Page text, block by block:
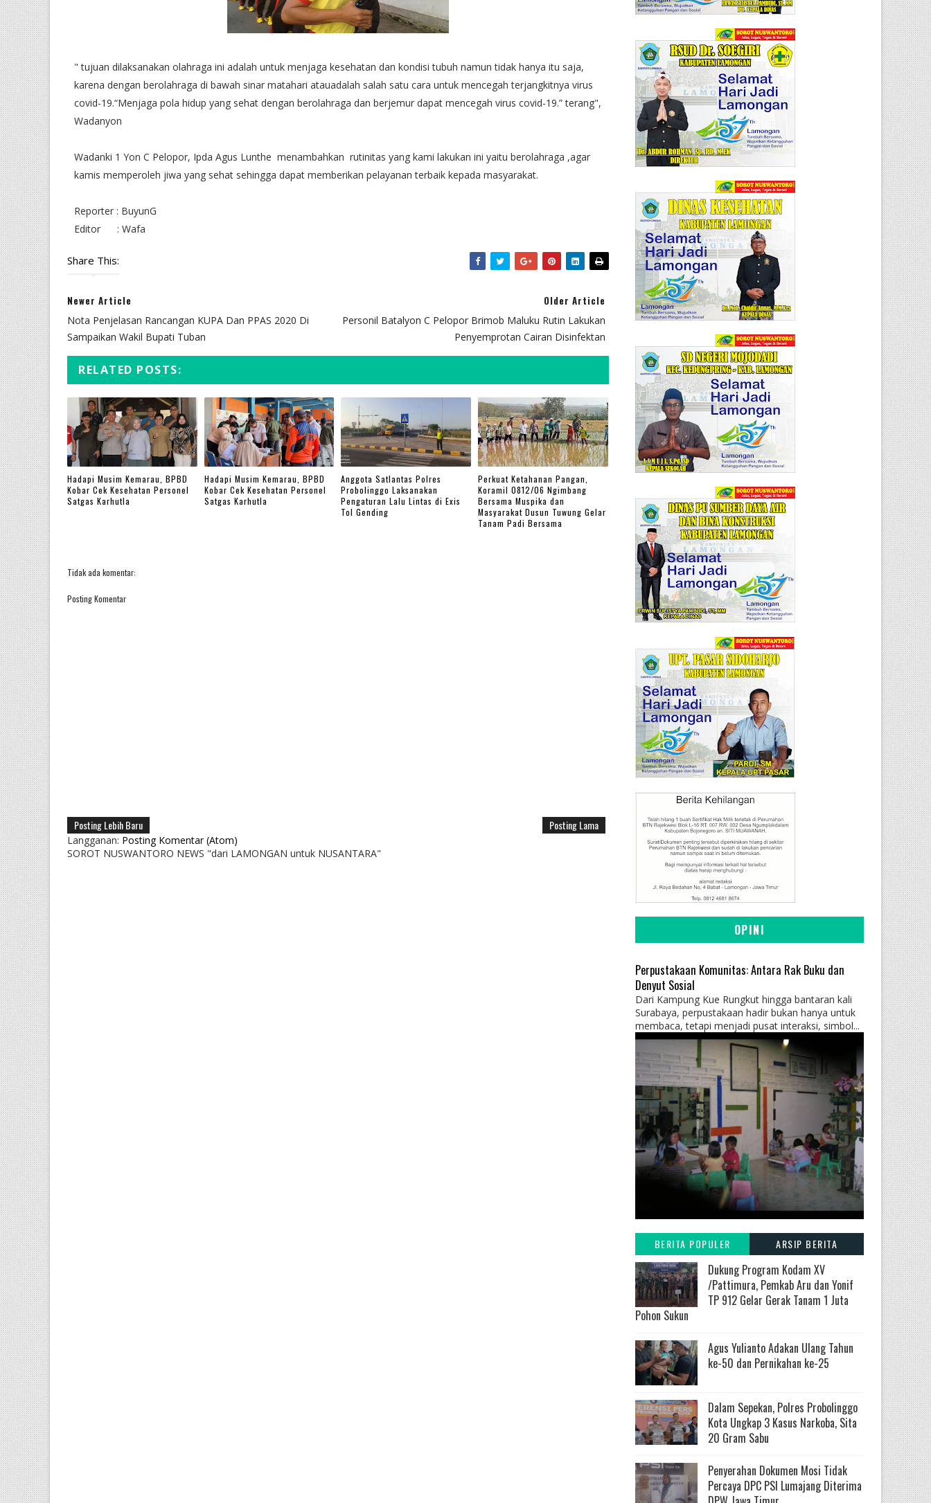
" tujuan dilaksanakan olahraga ini adalah untuk menjaga kesehatan dan kondisi tubuh namun tidak hanya itu saja,
karena dengan berolahraga di bawah sinar matahari atauadalah salah satu cara untuk mencegah terjangkitnya virus
covid-19.“Menjaga pola hidup yang sehat dengan berolahraga dan berjemur dapat mencegah virus covid-19.” terang",
Wadanyon
Wadanki 1 Yon C Pelopor, Ipda Agus Lunthe menambahkan rutinitas yang kami lakukan ini yaitu berolahraga ,agar
kamis memperoleh jiwa yang sehat sehingga dapat memberikan pelayanan terbaik kepada masyarakat.
Reporter : BuyunG
Editor : Wafa
Share This:
Newer Article
Nota Penjelasan Rancangan KUPA Dan PPAS 2020 Di
Sampaikan Wakil Bupati Tuban
Older Article
Personil Batalyon C Pelopor Brimob Maluku Rutin Lakukan
Penyemprotan Cairan Disinfektan
RELATED POSTS:
Hadapi Musim Kemarau, BPBD
Kobar Cek Kesehatan Personel
Satgas Karhutla
Hadapi Musim Kemarau, BPBD
Kobar Cek Kesehatan Personel
Satgas Karhutla
Anggota Satlantas Polres
Probolinggo Laksanakan
Pengaturan Lalu Lintas di Exis
Tol Gending
Perkuat Ketahanan Pangan,
Koramil 0812/06 Ngimbang
Bersama Muspika dan
Masyarakat Dusun Tuwung Gelar
Tanam Padi Bersama
Tidak ada komentar:
Posting Komentar
Posting Lebih Baru Posting Lama
Langganan: Posting Komentar (Atom)
SOROT NUSWANTORO NEWS "dari LAMONGAN untuk NUSANTARA"
OPINI
Perpustakaan Komunitas: Antara Rak Buku dan
Denyut Sosial
Dari Kampung Kue Rungkut hingga bantaran kali
Surabaya, perpustakaan hadir bukan hanya untuk
membaca, tetapi menjadi pusat interaksi, simbol...
BERITA POPULER ARSIP BERITA
Dukung Program Kodam XV
/Pattimura, Pemkab Aru dan Yonif
TP 912 Gelar Gerak Tanam 1 Juta
Pohon Sukun
Agus Yulianto Adakan Ulang Tahun
ke-50 dan Pernikahan ke-25
Dalam Sepekan, Polres Probolinggo
Kota Ungkap 3 Kasus Narkoba, Sita
20 Gram Sabu
Penyerahan Dokumen Mosi Tidak
Percaya DPC PSI Lumajang Diterima